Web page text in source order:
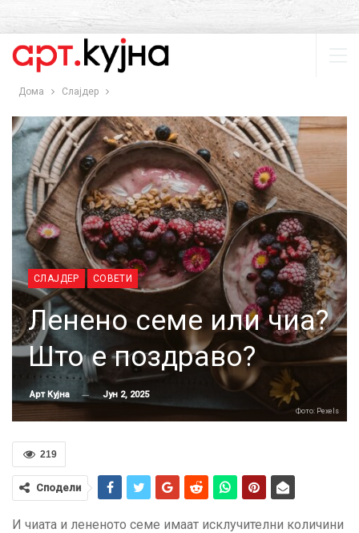
Дома Слајдер
СЛАЈДЕР СОВЕТИ
Ленено семе или чиа?
Што е поздраво?
Арт Кујна Јун 2, 2025
Фото: Pexels
219
Сподели
И чиата и лененото семе имаат исклучителни количини